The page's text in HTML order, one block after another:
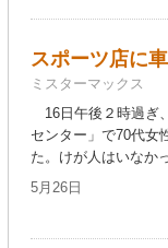
スポーツ店に
ミスターマックス
16日午後２時過ぎ
センター」で70代女
た。けが人はいなか
5月26日